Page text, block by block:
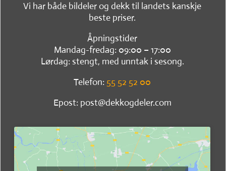
Vi har både bildeler og dekk til landets kanskje
beste priser.
Åpningstider
Mandag-fredag: 09:00 – 17:00
Lørdag: stengt, med unntak i sesong.
Telefon: 55 52 52 00
Epost: post@dekkogdeler.com